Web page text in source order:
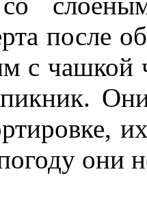
после
с чашкой
они